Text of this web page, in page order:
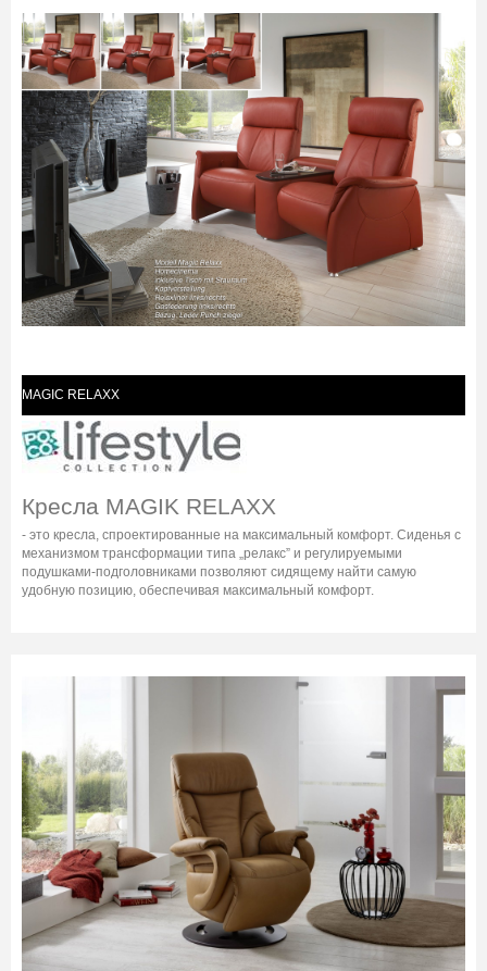
MAGIC RELAXX
Кресла MAGIK RELAXX
- это кресла, спроектированные на максимальный комфорт. Сиденья с
механизмом трансформации типа „релакс” и регулируемыми
подушками-подголовниками позволяют сидящему найти самую
удобную позицию, обеспечивая максимальный комфорт.